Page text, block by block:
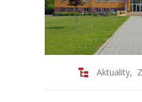
-- Školní řád MŠ
-- Školní vzdělávací
-- Fotogalerie MŠ
Aktuality,